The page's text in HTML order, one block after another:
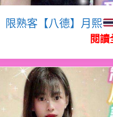
限熟客【八德】月熙
閱讀